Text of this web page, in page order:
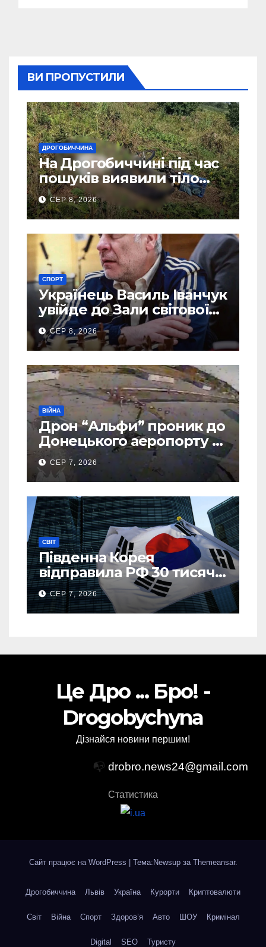
ВИ ПРОПУСТИЛИ
ДРОГОБИЧЧИНА
На Дрогобиччині під час
пошуків виявили тіло
зниклого чоловіка
СЕР 8, 2026
СПОРТ
Українець Василь Іванчук
увійде до Зали світової
шахової слави
СЕР 8, 2026
ВІЙНА
Дрон “Альфи” проник до
Донецького аеропорту та
спалив “Шахед” ще до
запуску
СЕР 7, 2026
СВІТ
Південна Корея
відправила РФ 30 тисяч
тонн авіапалива
СЕР 7, 2026
Це Дро ... Бро! -
Drogobychyna
Дізнайся новини першим!
📭 drobro.news24@gmail.com
Статистика
Сайт працює на WordPress Тема:Newsup за Themeansar.
Дрогобиччина Львів Україна Курорти Криптовалюти
Світ Війна Спорт Здоров’я Авто ШОУ Кримінал
Digital SEO Туристу